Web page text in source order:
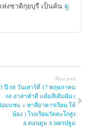
งชาติกุยบุรี เป็นต้น ดู
Next post
ปี 68 วันเสาร์ที่ 17 พฤษภาคม
68 อาสาทำดี แต้มสีเติมฝัน (
มแซม + ทาสีอาคารเรียน ให้
น้อง ) โรงเรียนวัดตะโกสูง
อ.ดอนตูม จ.นครปฐม